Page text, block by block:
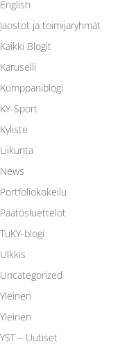
English
Jaostot ja toimijaryhmät
Kaikki Blogit
Karuselli
Kumppaniblogi
KY-Sport
Kyliste
Liikunta
News
Portfoliokokeilu
Päätösluettelot
TuKY-blogi
Ulkkis
Uncategorized
Yleinen
Yleinen
YST – Uutiset